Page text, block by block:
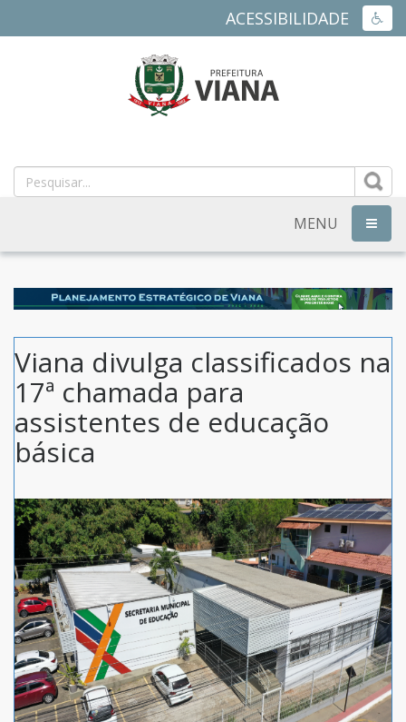
ACESSIBILIDADE
MUNICIPAL
DE
VIANA
ES
MENU
Viana divulga classificados na
17ª chamada para
assistentes de educação
básica